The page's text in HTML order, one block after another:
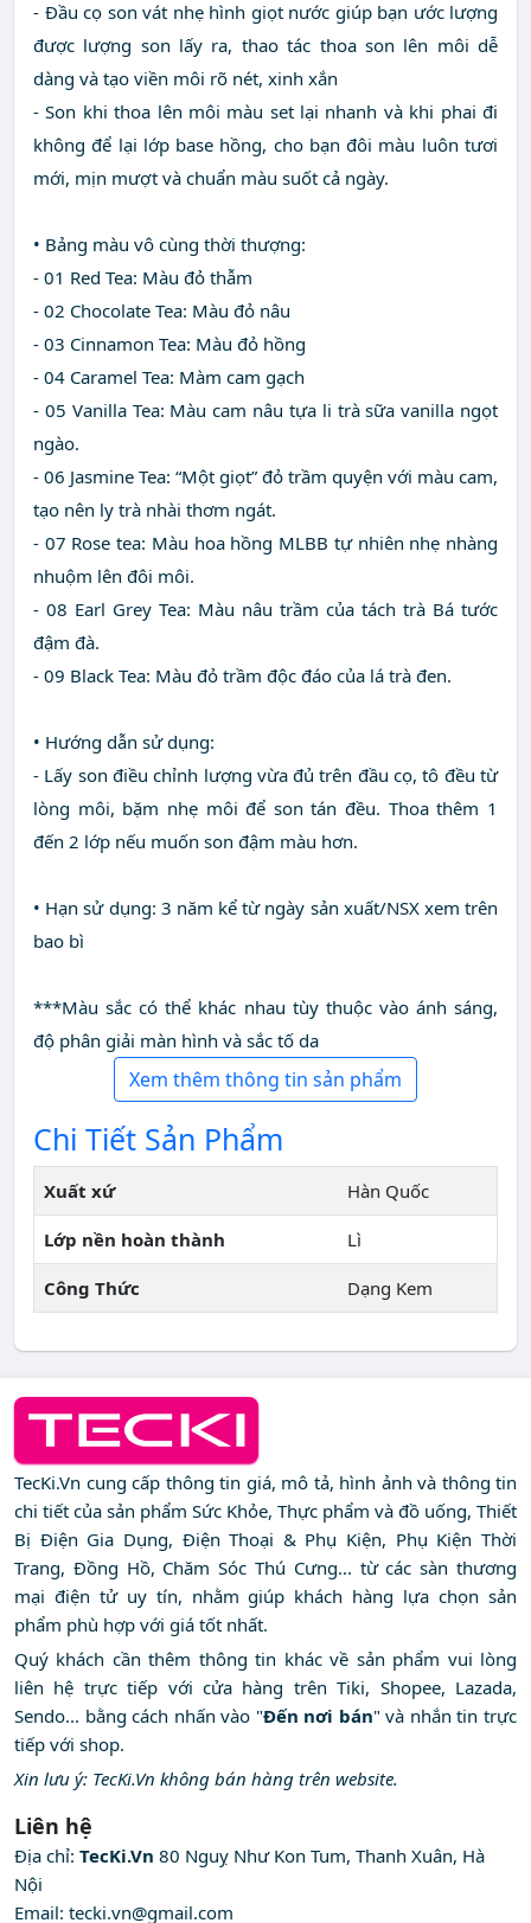
- Đầu cọ son vát nhẹ hình giọt nước giúp bạn ước lượng
được lượng son lấy ra, thao tác thoa son lên môi dễ
dàng và tạo viền môi rõ nét, xinh xắn
- Son khi thoa lên môi màu set lại nhanh và khi phai đi
không để lại lớp base hồng, cho bạn đôi màu luôn tươi
mới, mịn mượt và chuẩn màu suốt cả ngày.
• Bảng màu vô cùng thời thượng:
- 01 Red Tea: Màu đỏ thẫm
- 02 Chocolate Tea: Màu đỏ nâu
- 03 Cinnamon Tea: Màu đỏ hồng
- 04 Caramel Tea: Màm cam gạch
- 05 Vanilla Tea: Màu cam nâu tựa li trà sữa vanilla ngọt
ngào.
- 06 Jasmine Tea: “Một giọt” đỏ trầm quyện với màu cam,
tạo nên ly trà nhài thơm ngát.
- 07 Rose tea: Màu hoa hồng MLBB tự nhiên nhẹ nhàng
nhuộm lên đôi môi.
- 08 Earl Grey Tea: Màu nâu trầm của tách trà Bá tước
đậm đà.
- 09 Black Tea: Màu đỏ trầm độc đáo của lá trà đen.
• Hướng dẫn sử dụng:
- Lấy son điều chỉnh lượng vừa đủ trên đầu cọ, tô đều từ
lòng môi, bặm nhẹ môi để son tán đều. Thoa thêm 1
đến 2 lớp nếu muốn son đậm màu hơn.
• Hạn sử dụng: 3 năm kể từ ngày sản xuất/NSX xem trên
bao bì
***Màu sắc có thể khác nhau tùy thuộc vào ánh sáng,
độ phân giải màn hình và sắc tố da
Xem thêm thông tin sản phẩm
Chi Tiết Sản Phẩm
Xuất xứ Hàn Quốc
Lớp nền hoàn thành Lì
Công Thức Dạng Kem
TecKi.Vn cung cấp thông tin giá, mô tả, hình ảnh và thông tin
chi tiết của sản phẩm Sức Khỏe, Thực phẩm và đồ uống, Thiết
Bị Điện Gia Dụng, Điện Thoại & Phụ Kiện, Phụ Kiện Thời
Trang, Đồng Hồ, Chăm Sóc Thú Cưng... từ các sàn thương
mại điện tử uy tín, nhằm giúp khách hàng lựa chọn sản
phẩm phù hợp với giá tốt nhất.
Quý khách cần thêm thông tin khác về sản phẩm vui lòng
liên hệ trực tiếp với cửa hàng trên Tiki, Shopee, Lazada,
Sendo... bằng cách nhấn vào "Đến nơi bán" và nhắn tin trực
tiếp với shop.
Xin lưu ý: TecKi.Vn không bán hàng trên website.
Liên hệ
Địa chỉ: TecKi.Vn 80 Nguỵ Như Kon Tum, Thanh Xuân, Hà
Nội
Email: tecki.vn@gmail.com